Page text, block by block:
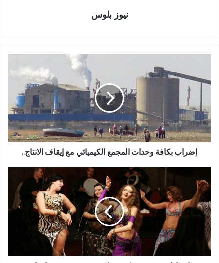
نيوز بلوس
إضراب بكافة وحدات المجمع الكيميائي مع إيقاف الانتاج..